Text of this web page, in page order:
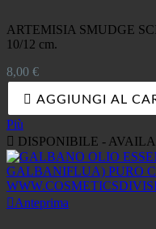
ARTEMISIA SMUDGE
10/12 cm.
Prezzo
8,00 €
AGGIUNGI AL
Più
 DISPONIBILE -
Anteprima